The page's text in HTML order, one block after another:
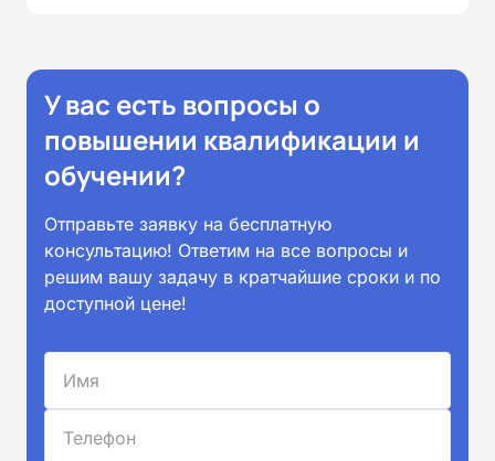
У вас есть вопросы о
повышении квалификации и
обучении?
Отправьте заявку на бесплатную
консультацию! Ответим на все вопросы и
решим вашу задачу в кратчайшие сроки и по
доступной цене!